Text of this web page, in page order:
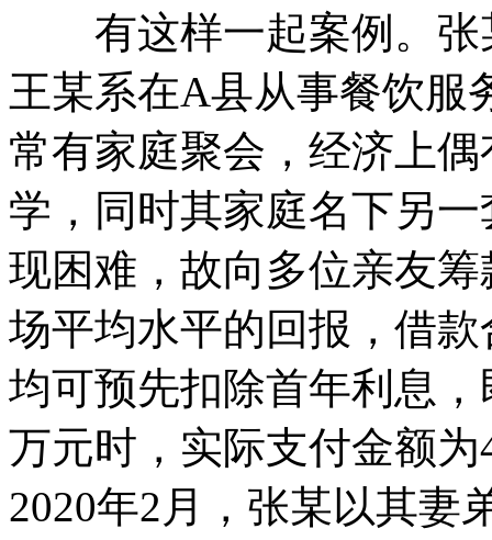
有这样一起案例。张
王某系在A县从事餐饮服
常有家庭聚会，经济上
学，同时其家庭名下另
现困难，故向多位亲友
场平均水平的回报，借
均可预先扣除首年利息
万元时，实际支付金额
2020年2月，张某以其妻